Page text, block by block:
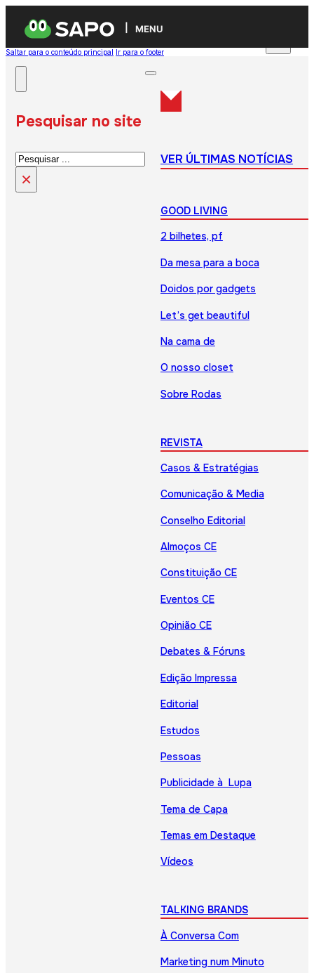
MENU
Saltar para o conteúdo principal Ir para o footer
Pesquisar no site
Pesquisar
×
VER ÚLTIMAS NOTÍCIAS
GOOD LIVING
2 bilhetes, pf
Da mesa para a boca
Doidos por gadgets
Let’s get beautiful
Na cama de
O nosso closet
Sobre Rodas
REVISTA
Casos & Estratégias
Comunicação & Media
Conselho Editorial
Almoços CE
Constituição CE
Eventos CE
Opinião CE
Debates & Fóruns
Edição Impressa
Editorial
Estudos
Pessoas
Publicidade à Lupa
Tema de Capa
Temas em Destaque
Vídeos
TALKING BRANDS
À Conversa Com
Marketing num Minuto